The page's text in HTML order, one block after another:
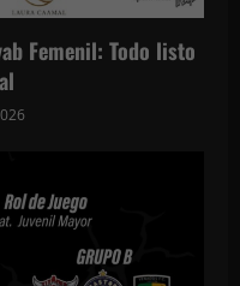
Femenil: Todo listo